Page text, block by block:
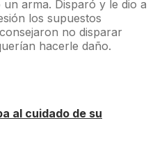
arma. Disparó y le dio a
los supuestos
no disparar
hacerle daño.
al cuidado de su